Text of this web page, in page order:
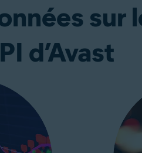
sur
d’Avast